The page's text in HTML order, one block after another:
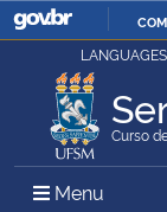
Ministério da Justiça e
Ministério da Defesa
LANGUAGES
Curso
Menu